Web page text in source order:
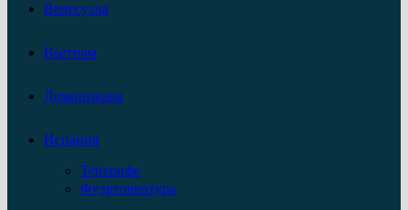
Венесуэла
Вьетнам
Доминикана
Испания
Тенерифе
Фуэртовентура